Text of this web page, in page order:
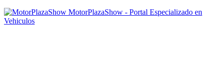
MotorPlazaShow - Portal Especializado en
Vehiculos